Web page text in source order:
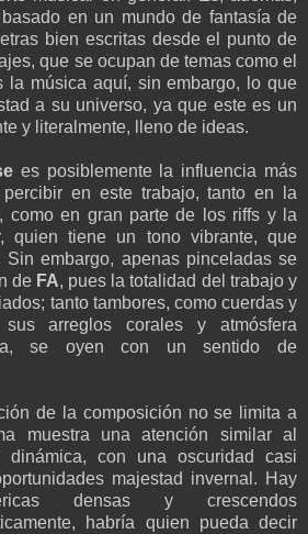
en un mundo de fantasía de
bien escritas desde el punto de
que se ocupan de temas como el
la música aquí, sin embargo, lo que
a su universo, ya que este es un
y literalmente, lleno de ideas.
es posiblemente la influencia más
en este trabajo, tanto en la
como en gran parte de los riffs y la
quien tiene un tono vibrante, que
embargo, apenas pinceladas se
de FA, pues la totalidad del trabajo y
tanto tambores, como cuerdas y
arreglos corales y atmósfera
se oyen con un sentido de
de la composición no se limita a
muestra una atención similar al
con una oscuridad casi
majestad invernal. Hay
densas y crescendos
habría quien pueda decir